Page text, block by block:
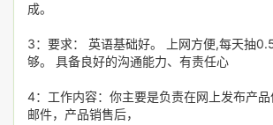
成。
3：要求： 英语基础好。 上网方便,每天抽
够。 具备良好的沟通能力、有责任心
4：工作内容：你主要是负责在网上发布产
邮件，产品销售后，